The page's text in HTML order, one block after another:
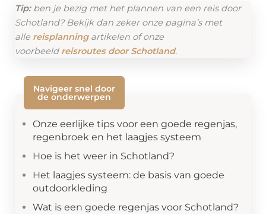
Tip:ben je bezig met het plannen van een reis door
Schotland? Bekijk dan zeker onze pagina’s met
alle reisplanningartikelen of onze
voorbeeld reisroutes door Schotland.
Navigeer snel door
de onderwerpen
Onze eerlijke tips voor een goede regenjas,
regenbroek en het laagjes systeem
Hoe is het weer in Schotland?
Het laagjes systeem: de basis van goede
outdoorkleding
Wat is een goede regenjas voor Schotland?